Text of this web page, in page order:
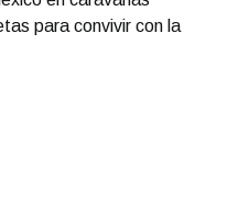
para convivir con la